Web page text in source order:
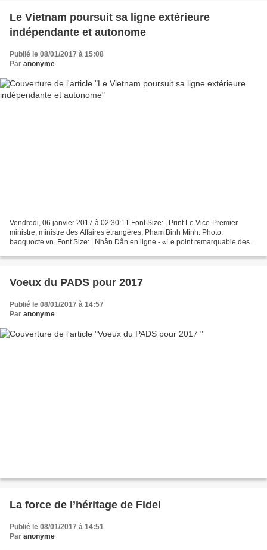
Le Vietnam poursuit sa ligne extérieure
indépendante et autonome
Publié le 08/01/2017 à 15:08
Par anonyme
Vendredi, 06 janvier 2017 à 02:30:11 Font Size: | Print Le Vice-Premier
ministre, ministre des Affaires étrangères, Pham Binh Minh. Photo:
baoquocte.vn. Font Size: | Nhân Dân en ligne - «Le point remarquable des
Voeux du PADS pour 2017
Publié le 08/01/2017 à 14:57
Par anonyme
La force de l’héritage de Fidel
Publié le 08/01/2017 à 14:51
Par anonyme